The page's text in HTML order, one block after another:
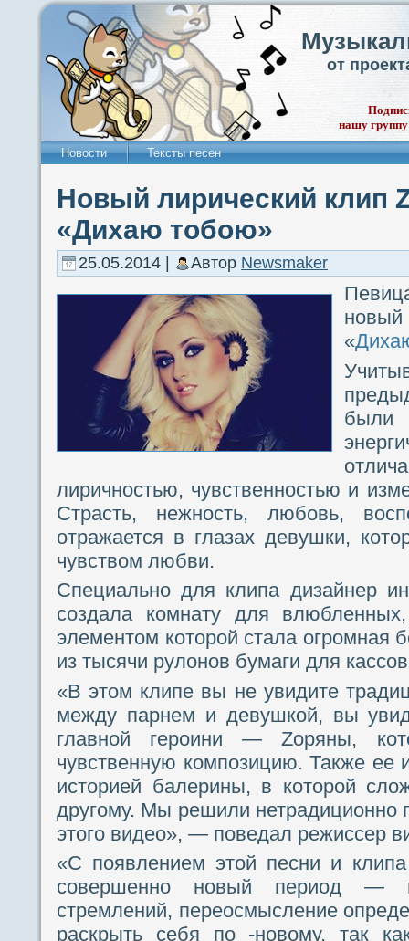
от
нашу
Новости Тексты песен
Новый лирический клип
«Дихаю тобою»
25.05.2014 | Автор Newsmaker
«
лиричностью, чувственностью и
Страсть, нежность, любовь,
отражается в глазах девушки,
чувством любви.
Специально для клипа дизайнер
создала комнату для
элементом которой стала огромная
из тысячи рулонов бумаги для
«В этом клипе вы не увидите
между парнем и девушкой, вы
главной героини — Zоряны,
чувственную композицию. Также ее
историей балерины, в которой
другому. Мы решили нетрадиционно
этого видео», — поведал режиссер
«С появлением этой песни и
совершенно новый период —
стремлений, переосмысление
раскрыть себя по -новому, так